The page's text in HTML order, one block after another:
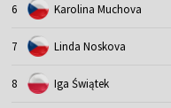
6 Karolina Muchova
7 Linda Noskova
8 Iga Świątek